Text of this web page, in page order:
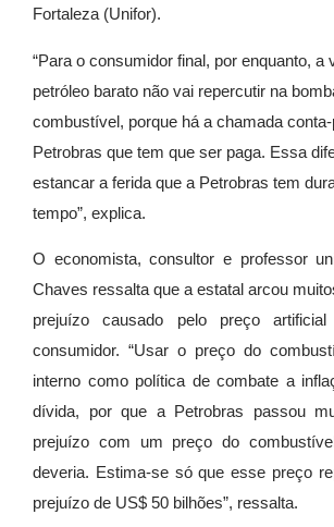
Fortaleza (Unifor).
“Para o consumidor final, por enquanto, a
petróleo barato não vai repercutir na
combustível, porque há a chamada
Petrobras que tem que ser paga. Essa
estancar a ferida que a Petrobras tem
tempo”, explica.
O economista, consultor e professor
Chaves ressalta que a estatal arcou
prejuízo causado pelo preço
consumidor. “Usar o preço do
interno como política de combate a
dívida, por que a Petrobras passou
prejuízo com um preço do
deveria. Estima-se só que esse preço
prejuízo de US$ 50 bilhões”, ressalta.